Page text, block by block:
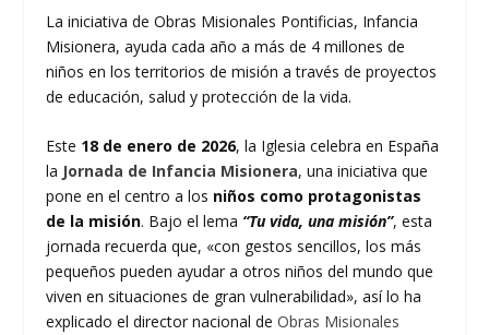
La iniciativa de Obras Misionales Pontificias, Infancia
Misionera, ayuda cada año a más de 4 millones de
niños en los territorios de misión a través de proyectos
de educación, salud y protección de la vida.
Este 18 de enero de 2026, la Iglesia celebra en España
la Jornada de Infancia Misionera, una iniciativa que
pone en el centro a los niños como protagonistas
de la misión. Bajo el lema “Tu vida, una misión”, esta
jornada recuerda que, «con gestos sencillos, los más
pequeños pueden ayudar a otros niños del mundo que
viven en situaciones de gran vulnerabilidad», así lo ha
explicado el director nacional deObras Misionales